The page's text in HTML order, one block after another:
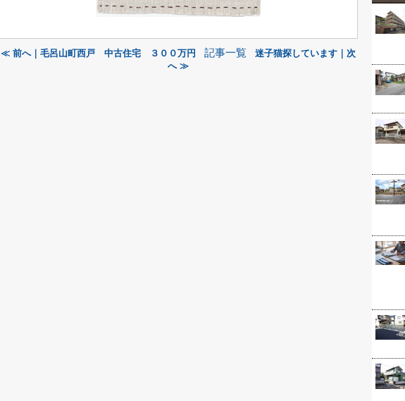
≪ 前へ｜毛呂山町西戸 中古住宅 ３００万円 記事一覧
迷子猫探しています｜次
へ ≫